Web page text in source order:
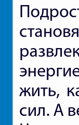
жить,
сил. А